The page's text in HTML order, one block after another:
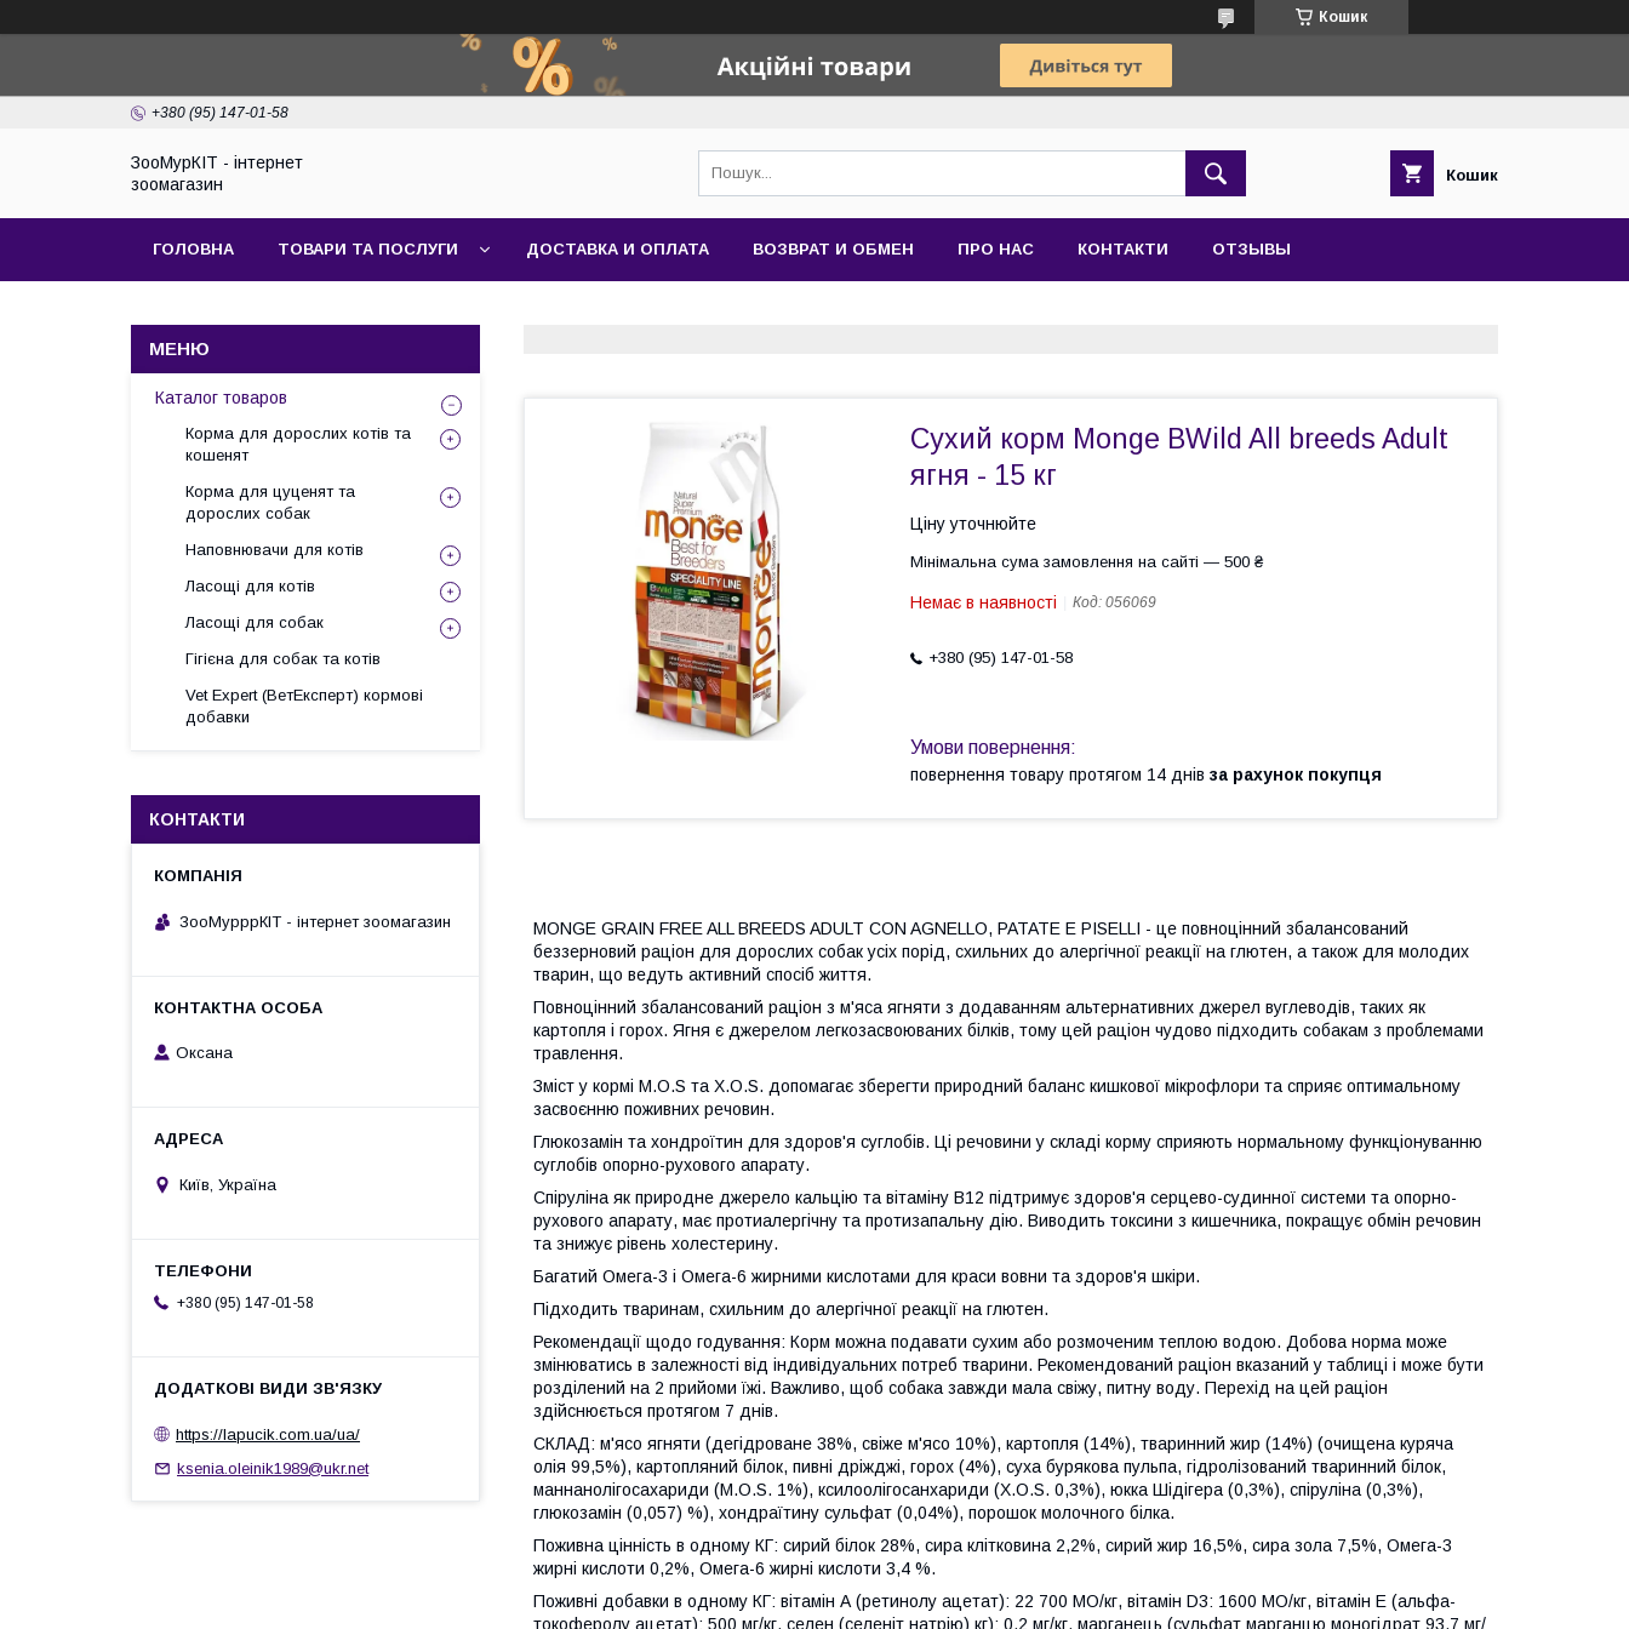
Кошик
+380 (95) 147-01-58
ЗооМурКІТ - інтернет
зоомагазин
Кошик
ГОЛОВНА ТОВАРИ ТА ПОСЛУГИ ДОСТАВКА И ОПЛАТА ВОЗВРАТ И ОБМЕН ПРО НАС КОНТАКТИ ОТЗЫВЫ
Сухий корм Monge BWild All breeds Adult
ягня - 15 кг
Ціну уточнюйте
Мінімальна сума замовлення на сайті — 500 ₴
Немає в наявності Код: 056069
+380 (95) 147-01-58
повернення товару протягом 14 днів за рахунок покупця
MONGE GRAIN FREE ALL BREEDS ADULT CON AGNELLO, PATATE E PISELLI - це повноцінний збалансований
беззерновий раціон для дорослих собак усіх порід, схильних до алергічної реакції на глютен, а також для молодих
тварин, що ведуть активний спосіб життя.
Повноцінний збалансований раціон з м'яса ягняти з додаванням альтернативних джерел вуглеводів, таких як
картопля і горох. Ягня є джерелом легкозасвоюваних білків, тому цей раціон чудово підходить собакам з проблемами
травлення.
Зміст у кормі М.О.S та X.O.S. допомагає зберегти природний баланс кишкової мікрофлори та сприяє оптимальному
засвоєнню поживних речовин.
Глюкозамін та хондроїтин для здоров'я суглобів. Ці речовини у складі корму сприяють нормальному функціонуванню
суглобів опорно-рухового апарату.
Спіруліна як природне джерело кальцію та вітаміну В12 підтримує здоров'я серцево-судинної системи та опорно-
рухового апарату, має протиалергічну та протизапальну дію. Виводить токсини з кишечника, покращує обмін речовин
та знижує рівень холестерину.
Багатий Омега-3 і Омега-6 жирними кислотами для краси вовни та здоров'я шкіри.
Підходить тваринам, схильним до алергічної реакції на глютен.
Рекомендації щодо годування: Корм можна подавати сухим або розмоченим теплою водою. Добова норма може
змінюватись в залежності від індивідуальних потреб тварини. Рекомендований раціон вказаний у таблиці і може бути
розділений на 2 прийоми їжі. Важливо, щоб собака завжди мала свіжу, питну воду. Перехід на цей раціон
здійснюється протягом 7 днів.
СКЛАД: м'ясо ягняти (дегідроване 38%, свіже м'ясо 10%), картопля (14%), тваринний жир (14%) (очищена куряча
олія 99,5%), картопляний білок, пивні дріжджі, горох (4%), суха бурякова пульпа, гідролізований тваринний білок,
маннанолігосахариди (М.O.S. 1%), ксилоолігосанхариди (Х.О.S. 0,3%), юкка Шідігера (0,3%), спіруліна (0,3%),
глюкозамін (0,057) %), хондраїтину сульфат (0,04%), порошок молочного білка.
Поживна цінність в одному КГ: сирий білок 28%, сира клітковина 2,2%, сирий жир 16,5%, сира зола 7,5%, Омега-3
жирні кислоти 0,2%, Омега-6 жирні кислоти 3,4 %.
Поживні добавки в одному КГ: вітамін А (ретинолу ацетат): 22 700 МО/кг, вітамін D3: 1600 МО/кг, вітамін Е (альфа-
токоферолу ацетат): 500 мг/кг, селен (селеніт натрію) кг): 0,2 мг/кг, марганець (сульфат марганцю моногідрат 93,7 мг/
Каталог товаров
Корма для дорослих котів та
кошенят
Корма для цуценят та
дорослих собак
Наповнювачи для котів
Ласощі для котів
Ласощі для собак
Гігієна для собак та котів
Vet Expert (ВетЕксперт) кормові
добавки
КОНТАКТИ
ЗооМурррКІТ - інтернет зоомагазин
Оксана
Київ, Україна
+380 (95) 147-01-58
https://lapucik.com.ua/ua/
ksenia.oleinik1989@ukr.net